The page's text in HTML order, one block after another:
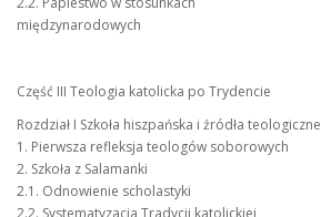
międzynarodowych
Część III Teologia katolicka po Trydencie
Rozdział I Szkoła hiszpańska i źródła teologiczne
1. Pierwsza refleksja teologów soborowych
2. Szkoła z Salamanki
2.1. Odnowienie scholastyki
2.2. Systematyzacja Tradycji katolickiej